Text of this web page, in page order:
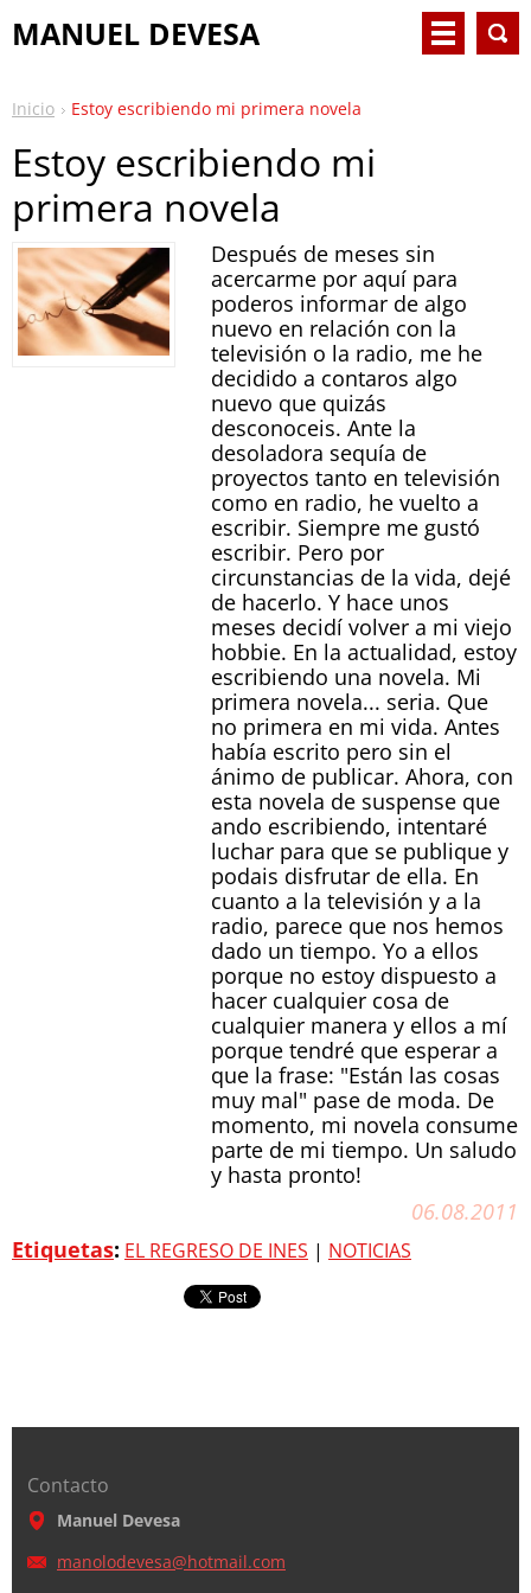
MANUEL DEVESA
Inicio Estoy escribiendo mi primera novela
Estoy escribiendo mi
primera novela
Después de meses sin
acercarme por aquí para
poderos informar de algo
nuevo en relación con la
televisión o la radio, me he
decidido a contaros algo
nuevo que quizás
desconoceis. Ante la
desoladora sequía de
proyectos tanto en televisión
como en radio, he vuelto a
escribir. Siempre me gustó
escribir. Pero por
circunstancias de la vida, dejé
de hacerlo. Y hace unos
meses decidí volver a mi viejo
hobbie. En la actualidad, estoy
escribiendo una novela. Mi
primera novela... seria. Que
no primera en mi vida. Antes
había escrito pero sin el
ánimo de publicar. Ahora, con
esta novela de suspense que
ando escribiendo, intentaré
luchar para que se publique y
podais disfrutar de ella. En
cuanto a la televisión y a la
radio, parece que nos hemos
dado un tiempo. Yo a ellos
porque no estoy dispuesto a
hacer cualquier cosa de
cualquier manera y ellos a mí
porque tendré que esperar a
que la frase: "Están las cosas
muy mal" pase de moda. De
momento, mi novela consume
parte de mi tiempo. Un saludo
y hasta pronto!
06.08.2011
Etiquetas: EL REGRESO DE INES | NOTICIAS
Contacto
Manuel Devesa
manolodevesa@hotmail.com